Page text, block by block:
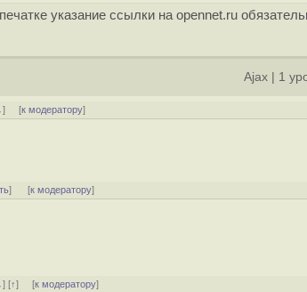
указание ссылки на opennet.ru
Ajax 1
] [к модератору]
] [к модератору]
] [↑] [к модератору]